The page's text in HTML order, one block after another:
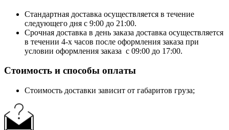
Стандартная доставка осуществляется в течение
следующего дня с 9:00 до 21:00.
Срочная доставка в день заказа доставка осуществляется
в течении 4-х часов после оформления заказа при
условии оформления заказа с 09:00 до 17:00.
Стоимость и способы оплаты
Стоимость доставки зависит от габаритов груза;